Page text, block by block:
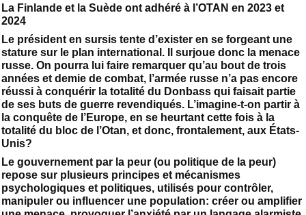
La Finlande et la Suède ont adhéré à l’OTAN en 2023 et
2024
Le président en sursis tente d’exister en se forgeant une
stature sur le plan international. Il surjoue donc la menace
russe. On pourra lui faire remarquer qu’au bout de trois
années et demie de combat, l’armée russe n’a pas encore
réussi à conquérir la totalité du Donbass qui faisait partie
de ses buts de guerre revendiqués. L’imagine-t-on partir à
la conquête de l’Europe, en se heurtant cette fois à la
totalité du bloc de l’Otan, et donc, frontalement, aux États-
Unis?
Le gouvernement par la peur (ou politique de la peur)
repose sur plusieurs principes et mécanismes
psychologiques et politiques, utilisés pour contrôler,
manipuler ou influencer une population: créer ou amplifier